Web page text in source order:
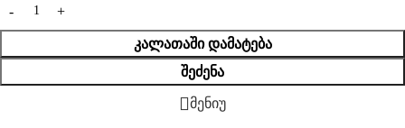
ᲙᲐᲚᲐᲗᲐᲨᲘ ᲓᲐᲛᲐᲢᲔᲑᲐ
ᲨᲔᲫᲔᲜᲐ
მენიუ